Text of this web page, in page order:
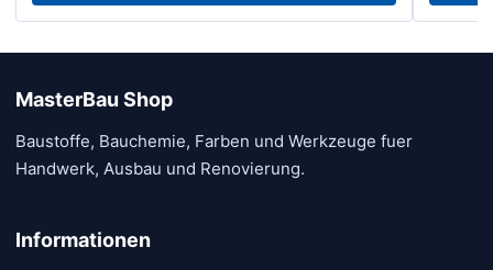
MasterBau Shop
Baustoffe, Bauchemie, Farben und Werkzeuge fuer
Handwerk, Ausbau und Renovierung.
Informationen